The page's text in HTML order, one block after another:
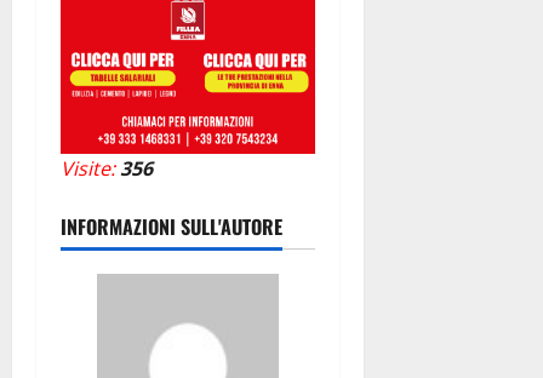
Visite:356
INFORMAZIONI SULL'AUTORE